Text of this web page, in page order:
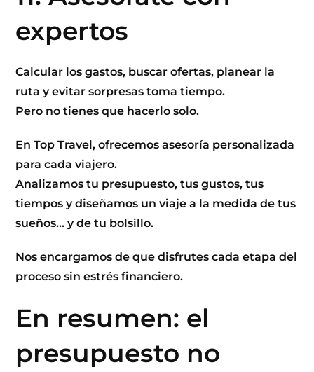
expertos
Calcular los gastos, buscar ofertas, planear la
ruta y evitar sorpresas toma tiempo.
Pero no tienes que hacerlo solo.
EnTop Travel, ofrecemosasesoría personalizada
para cada viajero.
Analizamos tu presupuesto, tus gustos, tus
tiempos y diseñamos un viaje a la medida de tus
sueños… y de tu bolsillo.
Nos encargamos de que disfrutes cada etapa del
proceso sin estrés financiero.
En resumen: el
presupuesto no